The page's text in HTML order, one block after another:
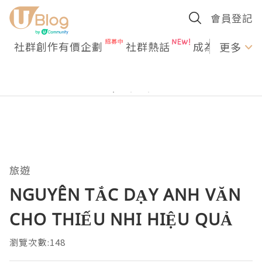
會員登記
社群創作有價企劃 社群熱話 成為U更多
旅遊
NGUYÊN TẮC DẠY ANH VĂN
CHO THIẾU NHI HIỆU QUẢ
瀏覽次數:148